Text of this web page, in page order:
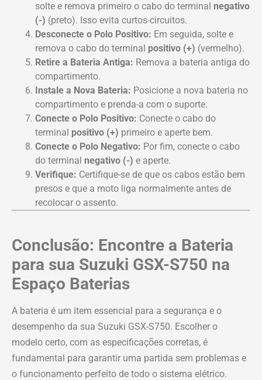
solte e remova primeiro o cabo do terminal negativo
(-) (preto). Isso evita curtos-circuitos.
Desconecte o Polo Positivo: Em seguida, solte e
remova o cabo do terminal positivo (+) (vermelho).
Retire a Bateria Antiga: Remova a bateria antiga do
compartimento.
Instale a Nova Bateria: Posicione a nova bateria no
compartimento e prenda-a com o suporte.
Conecte o Polo Positivo: Conecte o cabo do
terminal positivo (+) primeiro e aperte bem.
Conecte o Polo Negativo: Por fim, conecte o cabo
do terminal negativo (-) e aperte.
Verifique: Certifique-se de que os cabos estão bem
presos e que a moto liga normalmente antes de
recolocar o assento.
Conclusão: Encontre a Bateria
para sua Suzuki GSX-S750 na
Espaço Baterias
A bateria é um item essencial para a segurança e o
desempenho da sua Suzuki GSX-S750. Escolher o
modelo certo, com as especificações corretas, é
fundamental para garantir uma partida sem problemas e
o funcionamento perfeito de todo o sistema elétrico.